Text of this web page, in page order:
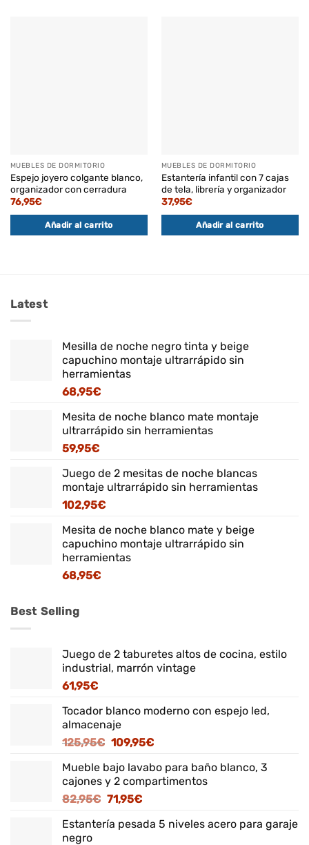
MUEBLES DE DORMITORIO
Espejo joyero colgante blanco,
organizador con cerradura
76,95€
Añadir al carrito
MUEBLES DE DORMITORIO
Estantería infantil con 7 cajas
de tela, librería y organizador
37,95€
Añadir al carrito
Latest
Mesilla de noche negro tinta y beige
capuchino montaje ultrarrápido sin
herramientas
68,95€
Mesita de noche blanco mate montaje
ultrarrápido sin herramientas
59,95€
Juego de 2 mesitas de noche blancas
montaje ultrarrápido sin herramientas
102,95€
Mesita de noche blanco mate y beige
capuchino montaje ultrarrápido sin
herramientas
68,95€
Best Selling
Juego de 2 taburetes altos de cocina, estilo
industrial, marrón vintage
61,95€
Tocador blanco moderno con espejo led,
almacenaje
125,95€ El
original
era:
125,95€.
109,95€El
actual
es:
Mueble bajo lavabo para baño blanco, 3
cajones y 2 compartimentos
82,95€ El
original
71,95€El
actual
Estantería pesada 5 niveles acero para garaje
negro